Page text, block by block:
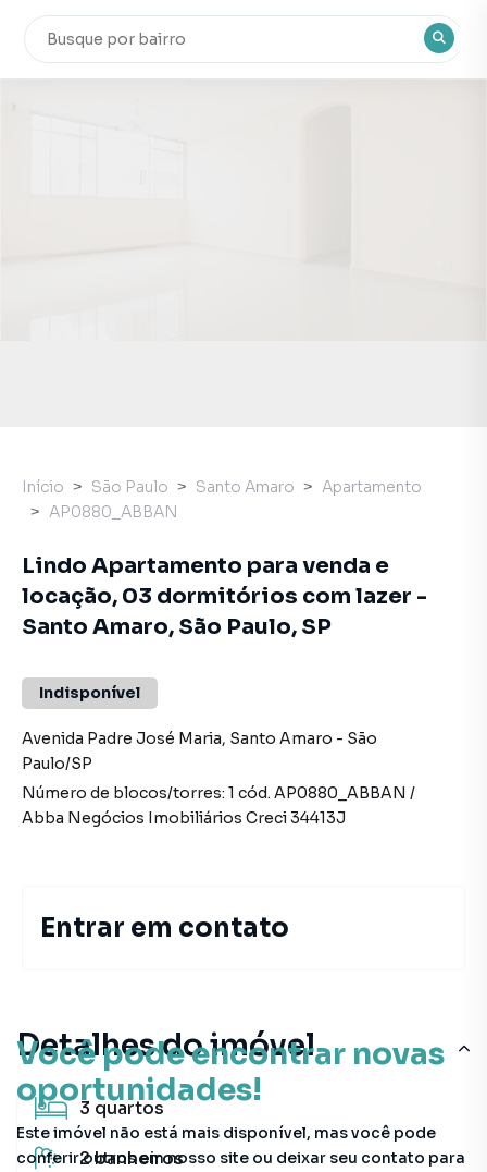
Você pode encontrar novas
oportunidades!
Este imóvel não está mais disponível, mas você pode
conferir outros em nosso site ou deixar seu contato para
Detalhes do imóvel
3 quartos
2banheiros
Início São Paulo Santo Amaro
Apartamento
AP0880_ABBAN
Lindo Apartamento para venda e
locação, 03 dormitórios com lazer -
Santo Amaro, São Paulo, SP
Indisponível
Avenida Padre José Maria, Santo Amaro - São
Paulo/SP
Número de blocos/torres: 1 cód. AP0880_ABBAN /
Abba Negócios Imobiliários Creci34413J
Entrar em contato